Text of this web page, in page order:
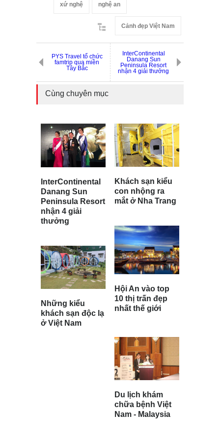
xứ nghệ nghệ an
Cảnh đẹp Việt Nam
PYS Travel tổ chức
famtrip qua miền
Tây Bắc
InterContinental
Danang Sun
Peninsula Resort
nhận 4 giải thưởng
Cùng chuyên mục
InterContinental
Danang Sun
Peninsula Resort
nhận 4 giải
thưởng
Những kiểu
khách sạn độc lạ
ở Việt Nam
Khách sạn kiểu
con nhộng ra
mắt ở Nha Trang
Hội An vào top
10 thị trấn đẹp
nhất thế giới
Du lịch khám
chữa bệnh Việt
Nam - Malaysia